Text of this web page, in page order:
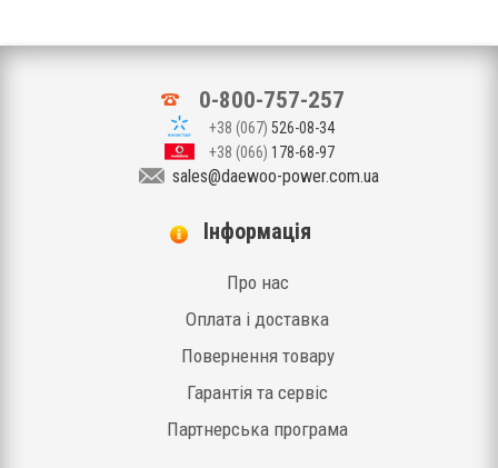
0-800-757-257
+38 (067) 526-08-34
+38 (066) 178-68-97
sales@daewoo-power.com.ua
Iнформація
Про нас
Оплата і доставка
Повернення товару
Гарантія та сервіс
Партнерська програма